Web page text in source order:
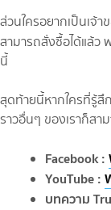
ส่วนใครอยากเป็นเจ้า
สามารถสั่งซื้อได้แล้ว
นี้
สุดท้ายนี้หากใครที่รู้สึ
ราวอื่นๆ ของเราก็สา
Facebook :
YouTube :
บทความ